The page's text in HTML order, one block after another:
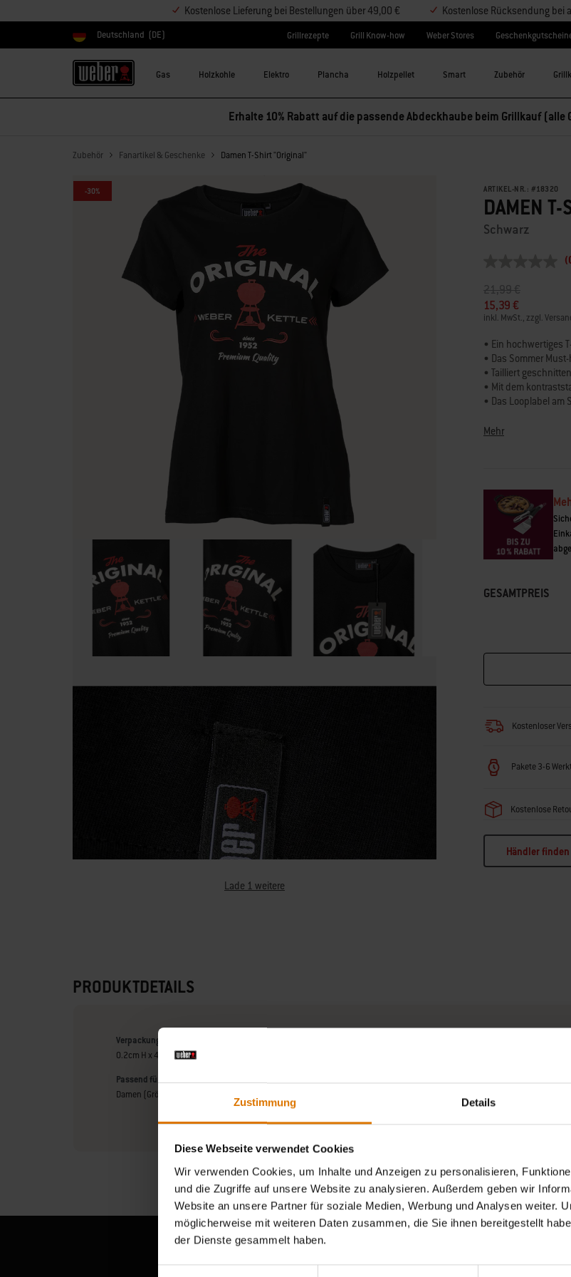
Zustimmung Details
Diese Webseite verwendet Cookies
Wir verwenden Cookies, um Inhalte und Anzeigen zu personalisieren,
und die Zugriffe auf unsere Website zu analysieren. Außerdem geben wir
Website an unsere Partner für soziale Medien, Werbung und Analysen weiter.
möglicherweise mit weiteren Daten zusammen, die Sie ihnen bereitgestellt
der Dienste gesammelt haben.
Kostenlose Lieferung bei Bestellungen über 49,00 € Kostenlose Rücksendung bei
Land auswählen
Deutschland (DE) Grillrezepte Grill Know-how Weber Stores
Gas Holzkohle Elektro Plancha Holzpellet Smart Zubehör
Erhalte 10% Rabatt auf die passende Abdeckhaube beim Grillkauf (alle
Zubehör Fanartikel & Geschenke Damen T-Shirt "Original"
-30%
Lade 1 weitere
ARTIKEL-NR.: #18320
DAMEN
Schwarz
Link
auf
derselben
Seite.
Preis reduziert von
21,99 €auf
15,39 €
inkl. MwSt., zzgl.
• Ein hochwertiges
• Das Sommer
• Tailliert
• Mit dem
• Das Looplabel
Mehr
GESAMTPREIS
Kostenloser
Pakete 3-6
Kostenlose
Händler finden
PRODUKTDETAILS
Verpackungsgröße
0.2cm H x 40cm B x 30cm T
Passend für
Damen (Größe XS-XL)